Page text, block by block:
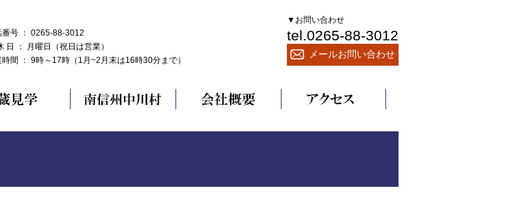
番号 ： 0265-88-3012
日 ： 月曜日（祝日は営業）
時間 ： 9時～17時（1月~2月末は16時30分まで）
▼お問い合わせ
tel.0265-88-3012
メールお問い合わせ